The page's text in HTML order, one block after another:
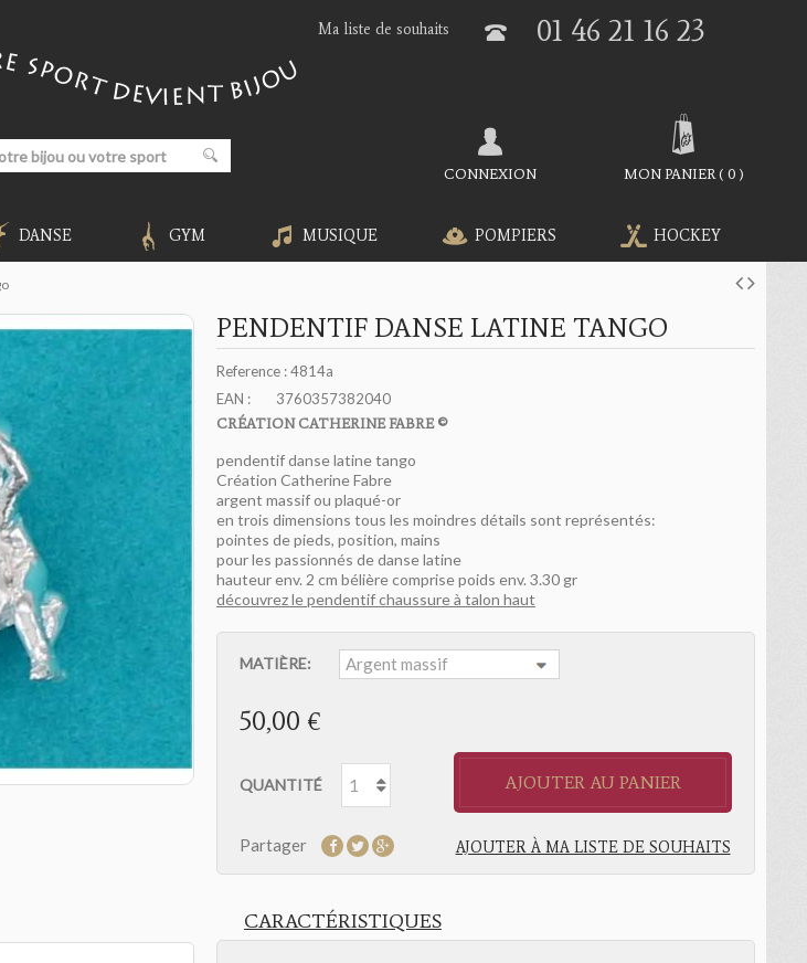
01 46 21 16 23
Ma liste de souhaits
MON PANIER( 0 )
CONNEXION
DANSE GYM MUSIQUE POMPIERS HOCKEY
PENDENTIF DANSE LATINE TANGO
Reference :4814a
EAN :
3760357382040
CRÉATION CATHERINE FABRE ©
pendentif danse latine tango
Création Catherine Fabre
argent massif ou plaqué-or
en trois dimensions tous les moindres détails sont représentés:
pointes de pieds, position, mains
pour les passionnés de danse latine
hauteur env. 2 cm bélière comprise poids env. 3.30 gr
découvrez le pendentif chaussure à talon haut
MATIÈRE:
50,00 €
QUANTITÉ AJOUTER AU PANIER
Partager AJOUTER À MA LISTE DE SOUHAITS
CARACTÉRISTIQUES